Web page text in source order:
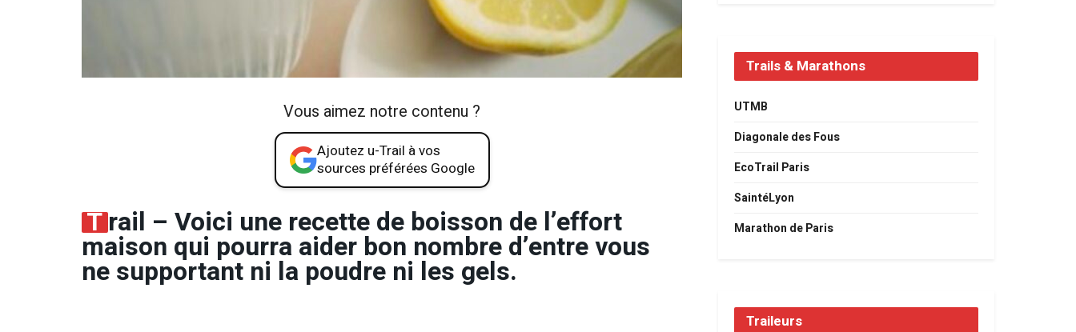
Vous aimez notre contenu ?
Ajoutez u-Trail à vos
sources préférées Google
Trail – Voici une recette de boisson de l’effort
maison qui pourra aider bon nombre d’entre vous
ne supportant ni la poudre ni les gels.
Trails & Marathons
UTMB
Diagonale des Fous
EcoTrail Paris
SaintéLyon
Marathon de Paris
Traileurs